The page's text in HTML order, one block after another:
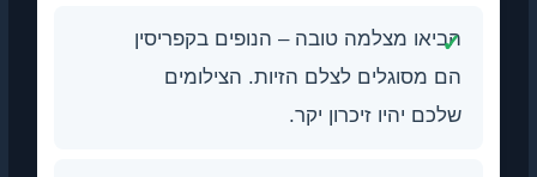
הביאו מצלמה טובה – הנופים בקפריסין
הם מסוגלים לצלם הזיות. הצילומים
שלכם יהיו זיכרון יקר.